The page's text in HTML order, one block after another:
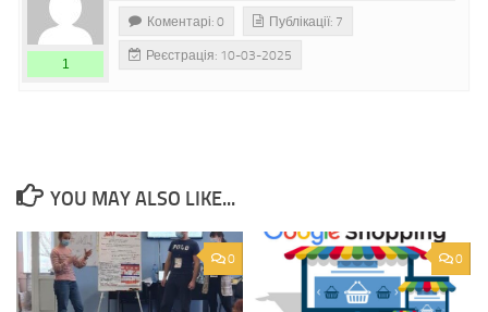
1
Коментарі: 0 Публікації: 7
Реєстрація: 10-03-2025
YOU MAY ALSO LIKE...
0 0